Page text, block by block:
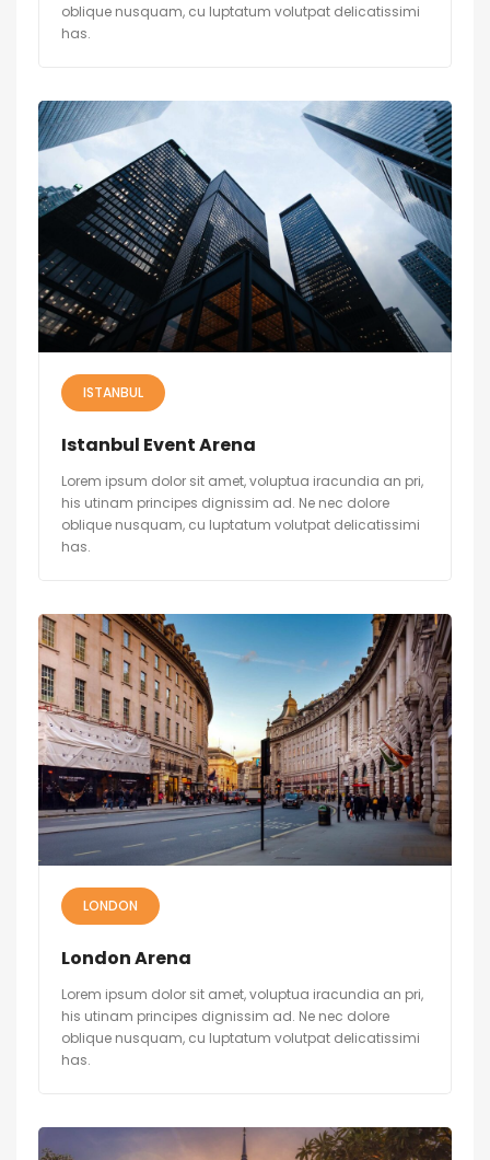
oblique nusquam, cu luptatum volutpat delicatissimi
has.
ISTANBUL
Istanbul Event Arena
Lorem ipsum dolor sit amet, voluptua iracundia an pri,
his utinam principes dignissim ad. Ne nec dolore
oblique nusquam, cu luptatum volutpat delicatissimi
has.
LONDON
London Arena
Lorem ipsum dolor sit amet, voluptua iracundia an pri,
his utinam principes dignissim ad. Ne nec dolore
oblique nusquam, cu luptatum volutpat delicatissimi
has.